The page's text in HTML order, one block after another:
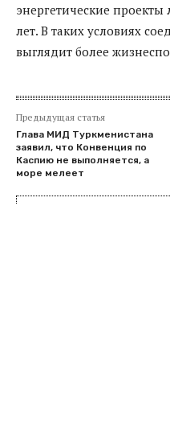
энергетические
лет. В таких условиях
выглядит более
Предыдущая статья
Глава МИД Туркменистана
заявил, что Конвенция по
Каспию не выполняется, а
море мелеет